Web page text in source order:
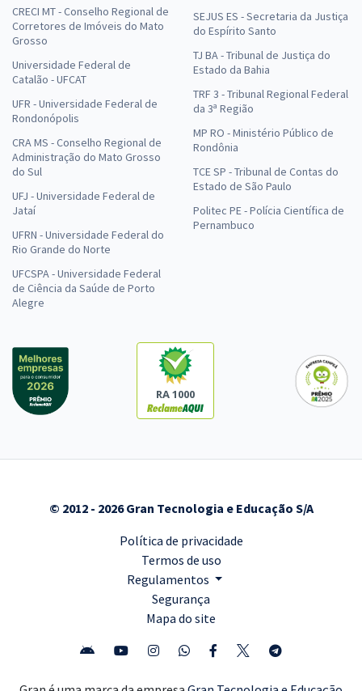
CRECI MT - Conselho Regional de
Corretores de Imóveis do Mato
Grosso
Universidade Federal de
Catalão - UFCAT
UFR - Universidade Federal de
Rondonópolis
CRA MS - Conselho Regional de
Administração do Mato Grosso
do Sul
UFJ - Universidade Federal de
Jataí
UFRN - Universidade Federal do
Rio Grande do Norte
UFCSPA - Universidade Federal
de Ciência da Saúde de Porto
Alegre
SEJUS ES - Secretaria da Justiça
do Espírito Santo
TJ BA - Tribunal de Justiça do
Estado da Bahia
TRF 3 - Tribunal Regional Federal
da 3ª Região
MP RO - Ministério Público de
Rondônia
TCE SP - Tribunal de Contas do
Estado de São Paulo
Politec PE - Polícia Científica de
Pernambuco
RA 1000
© 2012 - 2026 Gran Tecnologia e Educação S/A
Política de privacidade
Termos de uso
Regulamentos
Segurança
Mapa do site